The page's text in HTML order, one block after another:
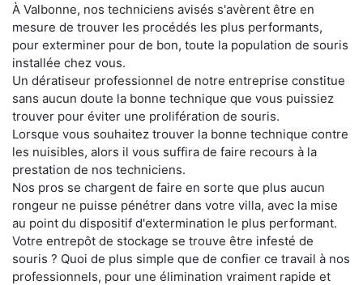
À Valbonne, nos techniciens avisés s'avèrent être en
mesure de trouver les procédés les plus performants,
pour exterminer pour de bon, toute la population de souris
installée chez vous.
Un dératiseur professionnel de notre entreprise constitue
sans aucun doute la bonne technique que vous puissiez
trouver pour éviter une prolifération de souris.
Lorsque vous souhaitez trouver la bonne technique contre
les nuisibles, alors il vous suffira de faire recours à la
prestation de nos techniciens.
Nos pros se chargent de faire en sorte que plus aucun
rongeur ne puisse pénétrer dans votre villa, avec la mise
au point du dispositif d'extermination le plus performant.
Votre entrepôt de stockage se trouve être infesté de
souris ? Quoi de plus simple que de confier ce travail à nos
professionnels, pour une élimination vraiment rapide et